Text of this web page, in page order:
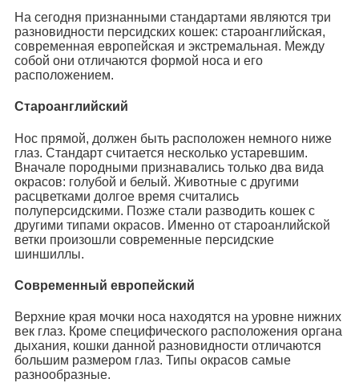
На сегодня признанными стандартами являются три
разновидности персидских кошек: староанглийская,
современная европейская и экстремальная. Между
собой они отличаются формой носа и его
расположением.
Староанглийский
Нос прямой, должен быть расположен немного ниже
глаз. Стандарт считается несколько устаревшим.
Вначале породными признавались только два вида
окрасов: голубой и белый. Животные с другими
расцветками долгое время считались
полуперсидскими. Позже стали разводить кошек с
другими типами окрасов. Именно от староанлийской
ветки произошли современные персидские
шиншиллы.
Современный европейский
Верхние края мочки носа находятся на уровне нижних
век глаз. Кроме специфического расположения органа
дыхания, кошки данной разновидности отличаются
большим размером глаз. Типы окрасов самые
разнообразные.